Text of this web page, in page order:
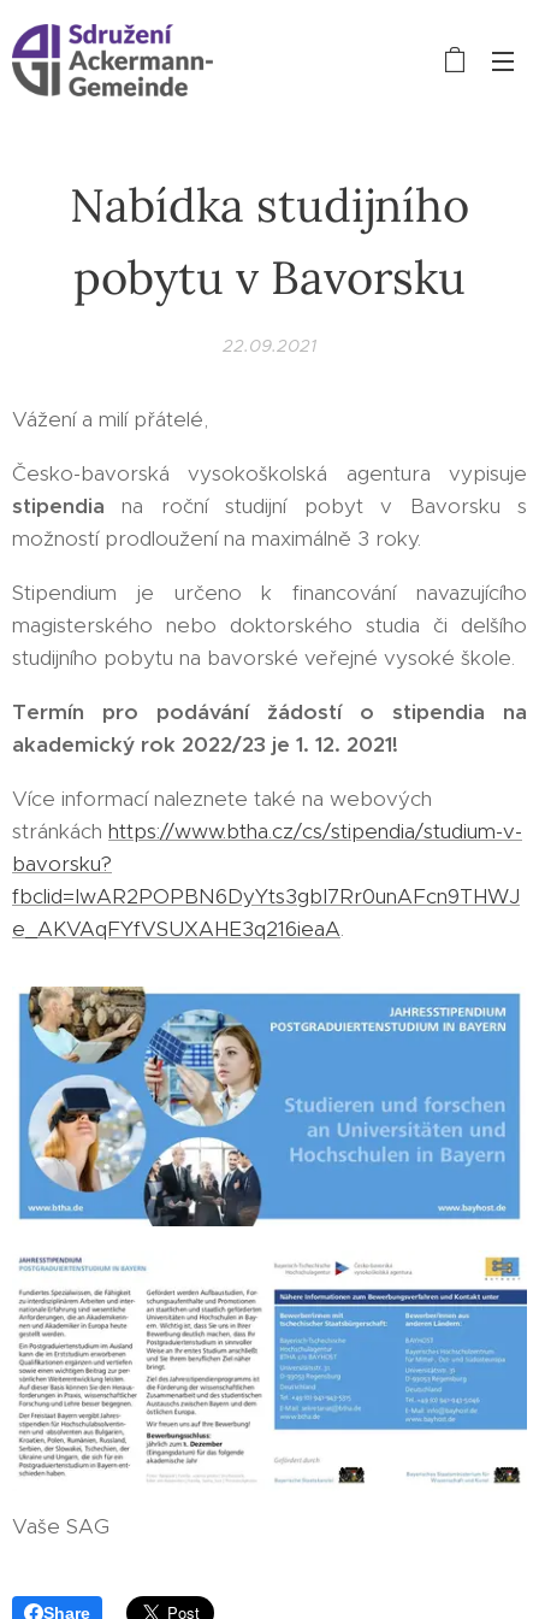
Nabídka studijního
pobytu v Bavorsku
22.09.2021
Vážení a milí přátelé,
Česko-bavorská vysokoškolská agentura vypisuje
stipendia na roční studijní pobyt v Bavorsku s
možností prodloužení na maximálně 3 roky.
Stipendium je určeno k financování navazujícího
magisterského nebo doktorského studia či delšího
studijního pobytu na bavorské veřejné vysoké škole.
Termín pro podávání žádostí o stipendia na
akademický rok 2022/23 je 1. 12. 2021!
Více informací naleznete také na webových
stránkách https://www.btha.cz/cs/stipendia/studium-v-
bavorsku?
fbclid=IwAR2POPBN6DyYts3gbI7Rr0unAFcn9THWJ
e_AKVAqFYfVSUXAHE3q216ieaA.
Vaše SAG
Share